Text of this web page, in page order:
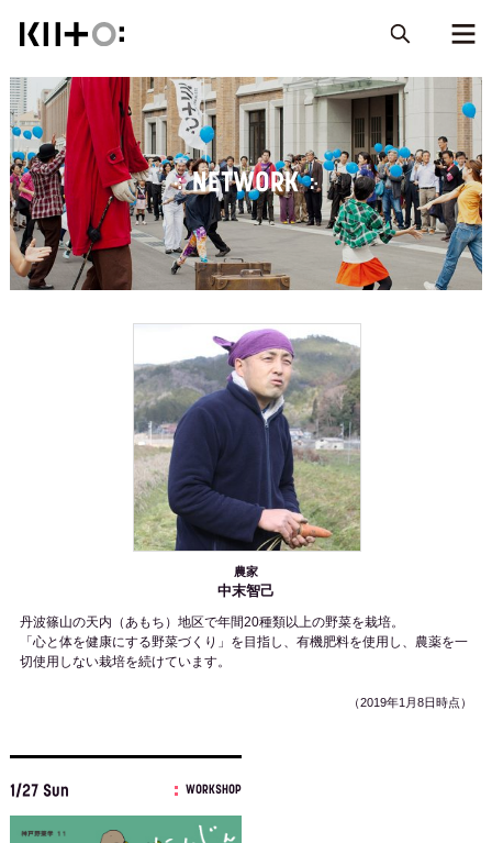
NETWORK
農家
中末智己
丹波篠山の天内（あもち）地区で年間20種類以上の野菜を栽培。
「心と体を健康にする野菜づくり」を目指し、有機肥料を使用し、農薬を一
切使用しない栽培を続けています。
（2019年1月8日時点）
1/27 Sun WORKSHOP